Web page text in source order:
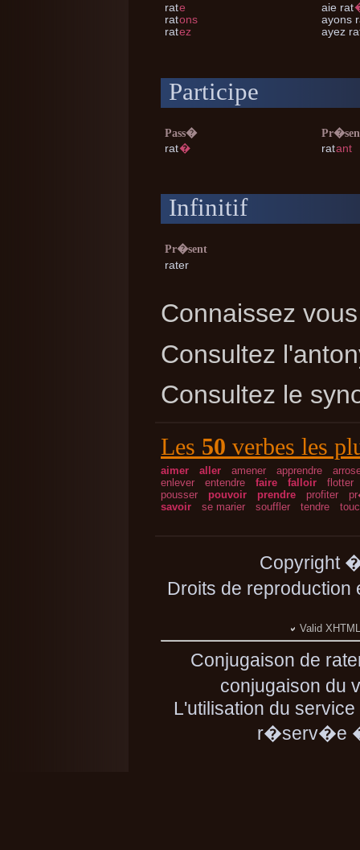
rate
ratons
ratez
aie rat
ayons
ayez
Participe
Pass�
rat�
ratant
Infinitif
Pr�sent
rater
Connaissez
Consultez
Consultez le
Les 50 verbes les
aimer aller amener apprendre
enlever
entendre faire falloir
flotter
pousser
pouvoir prendre profiter
savoir
se marier souffler tendre
Copyright
Droits de
Valid
Conjugaison de
conjugaison du
L'utilisation du
r�serv�e �